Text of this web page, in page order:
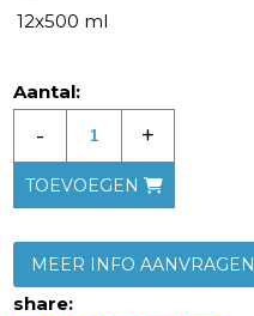
12x500 ml
Aantal:
- +
TOEVOEGEN
MEER INFO AANVRAGEN
share: